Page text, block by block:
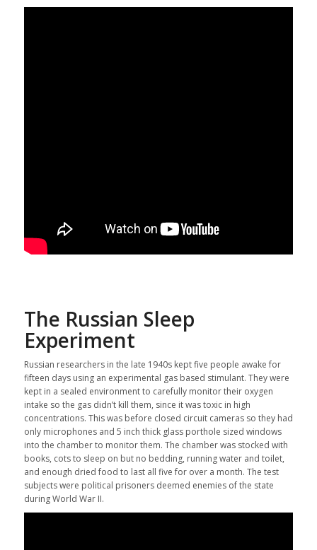
The Russian Sleep
Experiment
Russian researchers in the late 1940s kept five people awake for
fifteen days using an experimental gas based stimulant. They were
kept in a sealed environment to carefully monitor their oxygen
intake so the gas didn’t kill them, since it was toxic in high
concentrations. This was before closed circuit cameras so they had
only microphones and 5 inch thick glass porthole sized windows
into the chamber to monitor them. The chamber was stocked with
books, cots to sleep on but no bedding, running water and toilet,
and enough dried food to last all five for over a month. The test
subjects were political prisoners deemed enemies of the state
during World War II.